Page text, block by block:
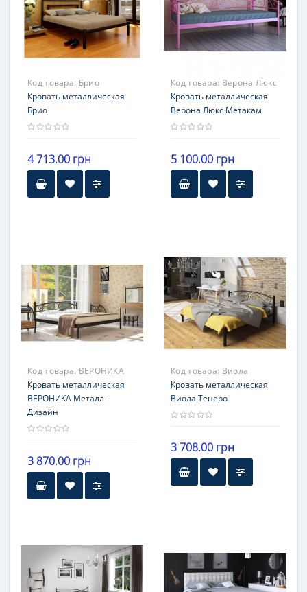
Код товара: Брио
Кровать металлическая
Брио
4 713.00 грн
Код товара: Верона Люкс
Кровать металлическая
Верона Люкс Метакам
5 100.00 грн
12 месяцев
Код товара: ВЕРОНИКА
Кровать металлическая
ВЕРОНИКА Металл-
Дизайн
3 870.00 грн
12 месяцев
Код товара: Виола
Кровать металлическая
Виола Тенеро
3 708.00 грн